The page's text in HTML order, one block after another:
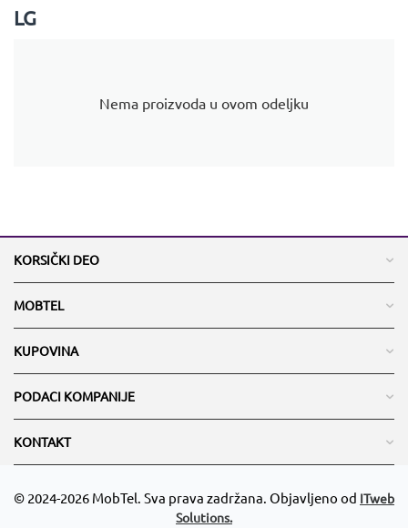
LG
Nema proizvoda u ovom odeljku
KORSIČKI DEO
MOBTEL
KUPOVINA
PODACI KOMPANIJE
KONTAKT
© 2024-2026 MobTel. Sva prava zadržana. Objavljeno od ITweb
Solutions.